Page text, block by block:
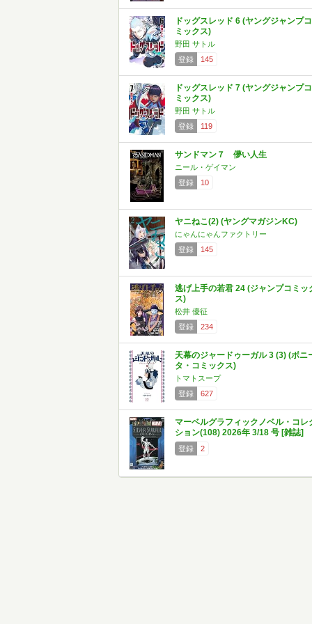
ドッグスレッド 6 (ヤングジャンプコ
ミックス)
野田 サトル
登録
145
ドッグスレッド 7 (ヤングジャンプコ
ミックス)
野田 サトル
登録
119
サンドマン７ 儚い人生
ニール・ゲイマン
登録
10
ヤニねこ(2) (ヤングマガジンKC)
にゃんにゃんファクトリー
登録
145
逃げ上手の若君 24 (ジャンプコミッ
ス)
松井 優征
登録
234
天幕のジャードゥーガル 3 (3) (ボニ
タ・コミックス)
トマトスープ
登録
627
マーベルグラフィックノベル・コレ
ション(108) 2026年 3/18 号 [雑誌]
登録 2